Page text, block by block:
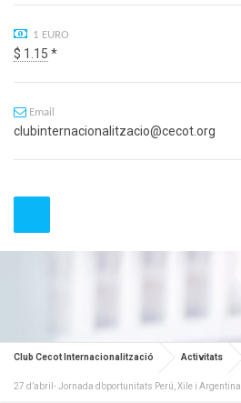
1 EURO
$ 1.15 *
Email
clubinternacionalitzacio@cecot.org
Club Cecot Internacionalització Activitats
27 d’abril- Jornada d’oportunitats Perú, Xile i Argentina